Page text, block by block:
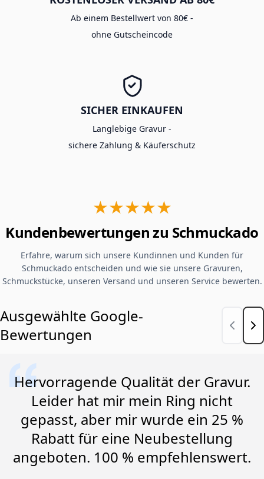
Ab einem Bestellwert von 80€ -
ohne Gutscheincode
SICHER EINKAUFEN
Langlebige Gravur -
sichere Zahlung & Käuferschutz
★★★★★
Kundenbewertungen zu Schmuckado
Erfahre, warum sich unsere Kundinnen und Kunden für
Schmuckado entscheiden und wie sie unsere Gravuren,
Schmuckstücke, unseren Versand und unseren Service bewerten.
Ausgewählte Google-
Bewertungen
Hervorragende Qualität der Gravur.
Leider hat mir mein Ring nicht
gepasst, aber mir wurde ein 25 %
Rabatt für eine Neubestellung
angeboten. 100 % empfehlenswert.